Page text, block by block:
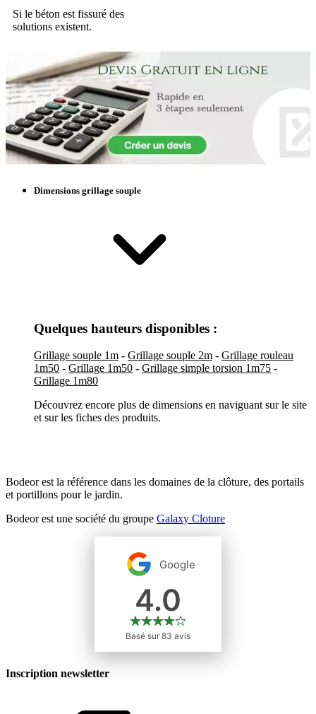
Si le béton est fissuré des
solutions existent.
Dimensions grillage souple
Quelques hauteurs disponibles :
Grillage souple 1m - Grillage souple 2m - Grillage rouleau
1m50 - Grillage 1m50 - Grillage simple torsion 1m75 -
Grillage 1m80
Découvrez encore plus de dimensions en naviguant sur le site
et sur les fiches des produits.
Bodeor est la référence dans les domaines de la clôture, des portails
et portillons pour le jardin.
Bodeor est une société du groupe Galaxy Cloture
Inscription newsletter